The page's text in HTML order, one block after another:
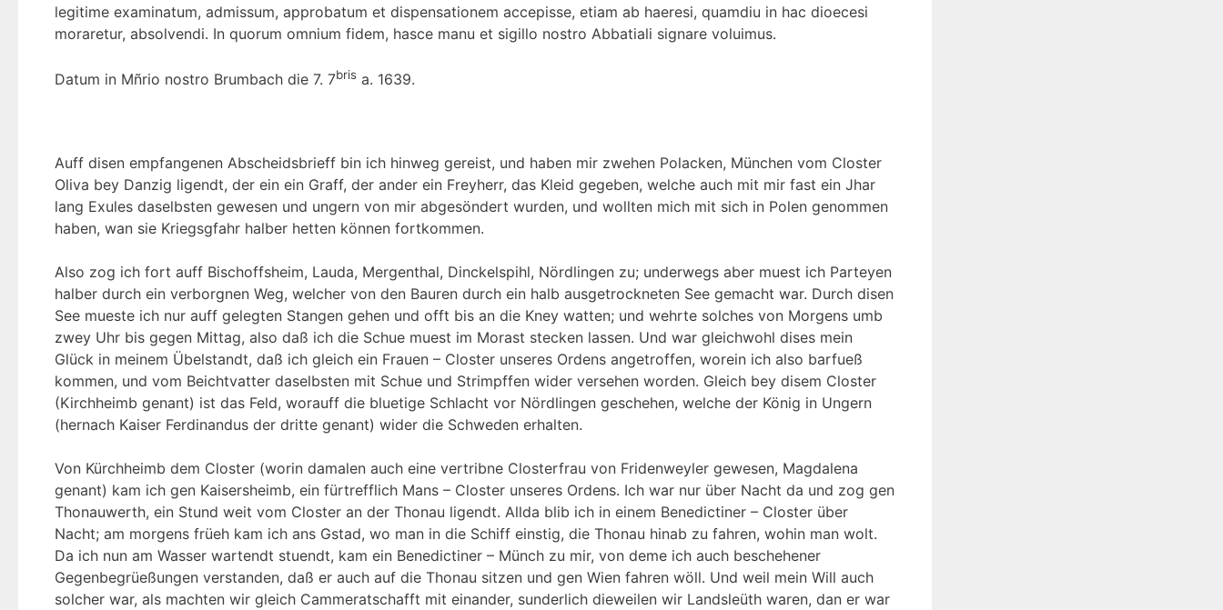
legitime examinatum, admissum, approbatum et dispensationem accepisse, etiam ab haeresi, quamdiu in hac dioecesi
moraretur, absolvendi. In quorum omnium fidem, hasce manu et sigillo nostro Abbatiali signare voluimus.
Datum in Mñrio nostro Brumbach die 7. 7bris a. 1639.
Auff disen empfangenen Abscheidsbrieff bin ich hinweg gereist, und haben mir zwehen Polacken, München vom Closter
Oliva bey Danzig ligendt, der ein ein Graff, der ander ein Freyherr, das Kleid gegeben, welche auch mit mir fast ein Jhar
lang Exules daselbsten gewesen und ungern von mir abgesöndert wurden, und wollten mich mit sich in Polen genommen
haben, wan sie Kriegsgfahr halber hetten können fortkommen.
Also zog ich fort auff Bischoffsheim, Lauda, Mergenthal, Dinckelspihl, Nördlingen zu; underwegs aber muest ich Parteyen
halber durch ein verborgnen Weg, welcher von den Bauren durch ein halb ausgetrockneten See gemacht war. Durch disen
See mueste ich nur auff gelegten Stangen gehen und offt bis an die Kney watten; und wehrte solches von Morgens umb
zwey Uhr bis gegen Mittag, also daß ich die Schue muest im Morast stecken lassen. Und war gleichwohl dises mein
Glück in meinem Übelstandt, daß ich gleich ein Frauen – Closter unseres Ordens angetroffen, worein ich also barfueß
kommen, und vom Beichtvatter daselbsten mit Schue und Strimpffen wider versehen worden. Gleich bey disem Closter
(Kirchheimb genant) ist das Feld, worauff die bluetige Schlacht vor Nördlingen geschehen, welche der König in Ungern
(hernach Kaiser Ferdinandus der dritte genant) wider die Schweden erhalten.
Von Kürchheimb dem Closter (worin damalen auch eine vertribne Closterfrau von Fridenweyler gewesen, Magdalena
genant) kam ich gen Kaisersheimb, ein fürtrefflich Mans – Closter unseres Ordens. Ich war nur über Nacht da und zog gen
Thonauwerth, ein Stund weit vom Closter an der Thonau ligendt. Allda blib ich in einem Benedictiner – Closter über
Nacht; am morgens früeh kam ich ans Gstad, wo man in die Schiff einstig, die Thonau hinab zu fahren, wohin man wolt.
Da ich nun am Wasser wartendt stuendt, kam ein Benedictiner – Münch zu mir, von deme ich auch beschehener
Gegenbegrüeßungen verstanden, daß er auch auf die Thonau sitzen und gen Wien fahren wöll. Und weil mein Will auch
solcher war, als machten wir gleich Cammeratschafft mit einander, sunderlich dieweilen wir Landsleüth waren, dan er war